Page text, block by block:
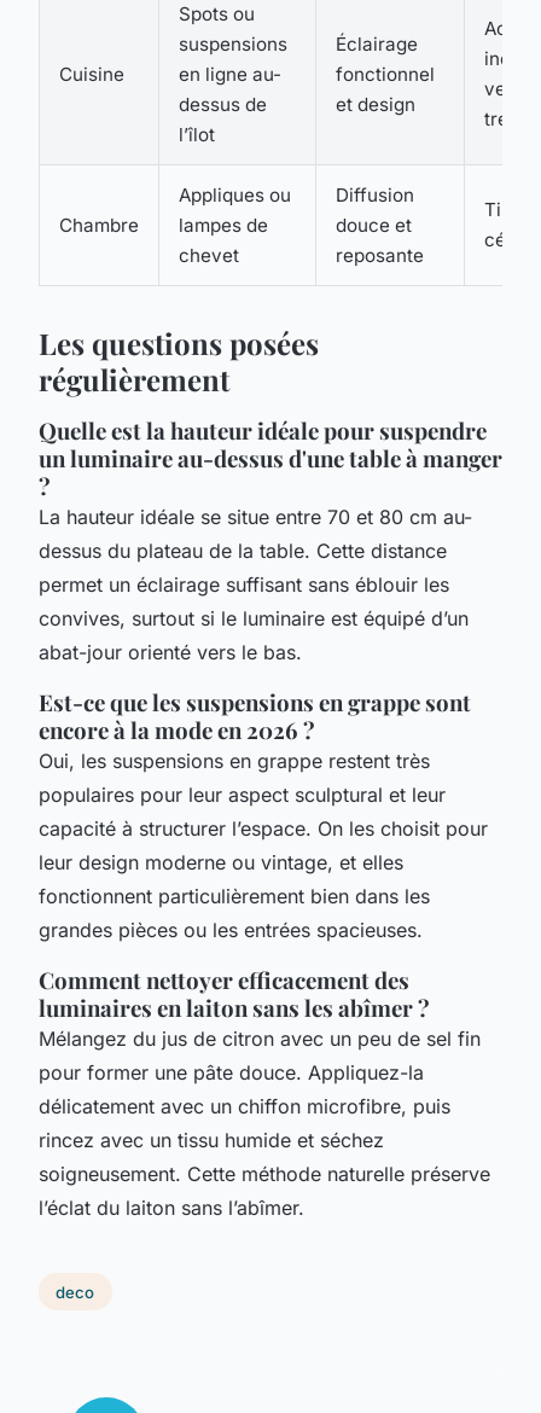
Cuisine
Spots ou
suspensions
en ligne au-
dessus de
l’îlot
Éclairage
fonctionnel
et design
Acier
verre
Chambre
Appliques ou
lampes de
chevet
Diffusion
douce et
reposante
Tissu,
Les questions posées
régulièrement
Quelle est la hauteur idéale pour suspendre
un luminaire au-dessus d'une table à manger
?
La hauteur idéale se situe entre 70 et 80 cm au-
dessus du plateau de la table. Cette distance
permet un éclairage suffisant sans éblouir les
convives, surtout si le luminaire est équipé d’un
abat-jour orienté vers le bas.
Est-ce que les suspensions en grappe sont
encore à la mode en 2026 ?
Oui, les suspensions en grappe restent très
populaires pour leur aspect sculptural et leur
capacité à structurer l’espace. On les choisit pour
leur design moderne ou vintage, et elles
fonctionnent particulièrement bien dans les
grandes pièces ou les entrées spacieuses.
Comment nettoyer efficacement des
luminaires en laiton sans les abîmer ?
Mélangez du jus de citron avec un peu de sel fin
pour former une pâte douce. Appliquez-la
délicatement avec un chiffon microfibre, puis
rincez avec un tissu humide et séchez
soigneusement. Cette méthode naturelle préserve
l’éclat du laiton sans l’abîmer.
deco